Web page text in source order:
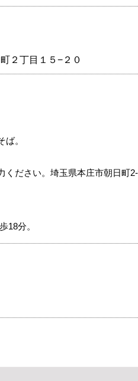
２丁目１５−２０
。
ださい。埼玉県本庄市朝日町2-
18分。